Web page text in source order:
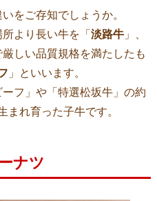
をご存知でしょうか。
より長い牛を「 淡路牛 」、
しい品質規格を満たしたも
」といいます。
フ」や「特選松坂牛」の約
まれ育った子牛です。
ナツ